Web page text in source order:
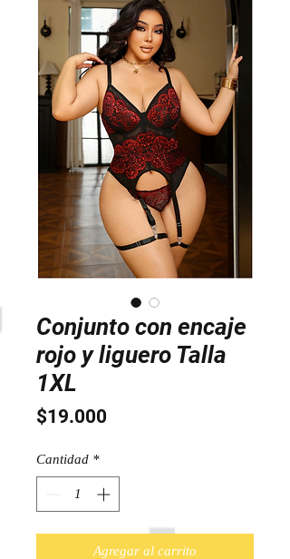
Conjunto con encaje
rojo y liguero Talla
1XL
$19.000
Cantidad *
Agregar al carrito